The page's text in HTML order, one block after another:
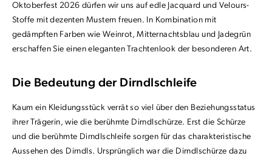
Oktoberfest 2026 dürfen wir uns auf edle Jacquard und Velours-
Stoffe mit dezenten Mustern freuen. In Kombination mit
gedämpften Farben wie Weinrot, Mitternachtsblau und Jadegrün
erschaffen Sie einen eleganten Trachtenlook der besonderen Art.
Die Bedeutung der Dirndlschleife
Kaum ein Kleidungsstück verrät so viel über den Beziehungsstatus
ihrer Trägerin, wie die berühmte Dirndlschürze. Erst die Schürze
und die berühmte Dirndlschleife sorgen für das charakteristische
Aussehen des Dirndls. Ursprünglich war die Dirndlschürze dazu